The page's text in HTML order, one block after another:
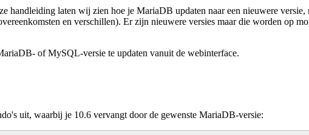
handleiding laten wij zien hoe je MariaDB updaten naar een nieuwere
en verschillen). Er zijn nieuwere versies maar die worden op
of MySQL-versie te updaten vanuit de webinterface.
uit, waarbij je 10.6 vervangt door de gewenste MariaDB-versie: